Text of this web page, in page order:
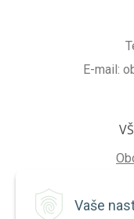
Vaše
E-mail: